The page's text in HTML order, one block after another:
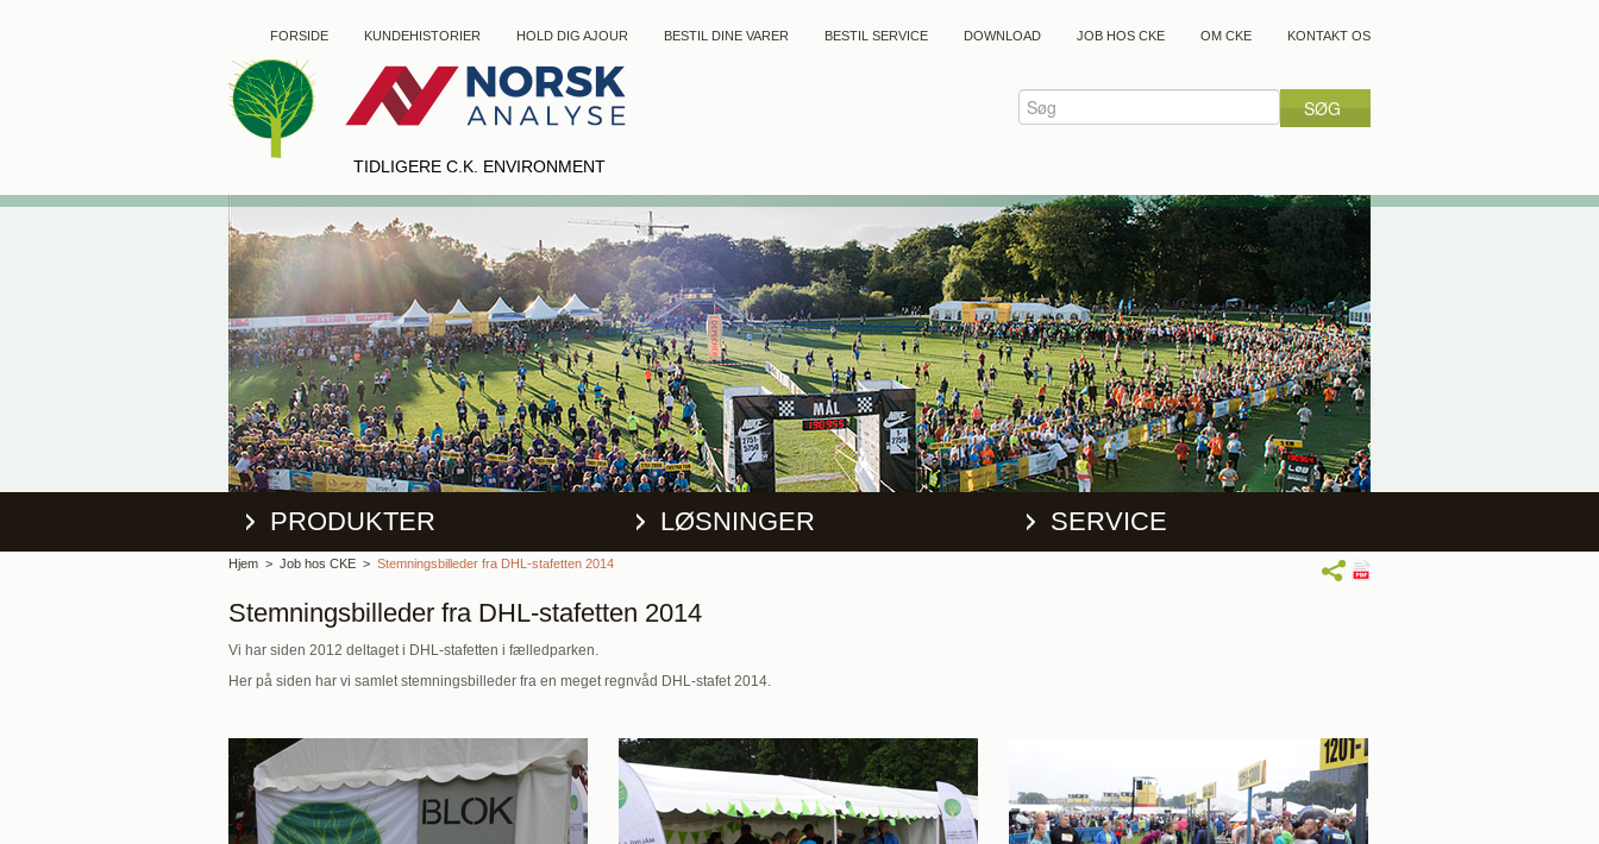
FORSIDE KUNDEHISTORIER HOLD DIG AJOUR BESTIL DINE VARER BESTIL SERVICE DOWNLOAD JOB HOS CKE OM CKE KONTAKT OS
TIDLIGERE C.K. ENVIRONMENT
PRODUKTER LØSNINGER SERVICE
Hjem Job hos CKE Stemningsbilleder fra DHL-stafetten 2014
Stemningsbilleder fra DHL-stafetten 2014
Vi har siden 2012 deltaget i DHL-stafetten i fælledparken.
Her på siden har vi samlet stemningsbilleder fra en meget regnvåd DHL-stafet 2014.